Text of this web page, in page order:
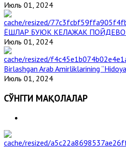
Июль 01, 2024
ЁШЛАР БУЮК КЕЛАЖАК
Июль 01, 2024
Birlashgan Arab Amirliklarining
Июль 01, 2024
СЎНГГИ МАҚОЛАЛАР